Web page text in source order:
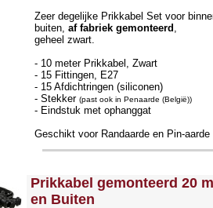
Zeer degelijke Prikkabel Set voor
buiten, af fabriek gemonteerd ,
geheel zwart.
- 10 meter Prikkabel, Zwart
- 15 Fittingen, E27
- 15 Afdichtringen (siliconen)
- Stekker (past ook in Penaarde (België))
- Eindstuk met ophanggat
Geschikt voor Randaarde en Pin-aarde
<!-- MakeFullWidth0 --><!-- MakeFullWidth1 --><!-- MakeFullWidth2 --><!-- MakeFullWidth3 --><!-- MakeFullWidth4 --><!-- MakeFullWidth5 --><!-- MakeFullWidth6 --><!-- MakeFullWidth7 --><!-- MakeFullWidth8 --><!-- MakeFullWidth9 --><!-- MakeFullWidth10 --><!-- MakeFullWidth11 --><!-- MakeFullWidth12 --><!-- MakeFullWidth13 --><!-- MakeFullWidth14 --><!-- MakeFullWidth15 --><!-- MakeFullWidth16 --><!-- MakeFullWidth17 --><!-- MakeFullWidth18 --><!--
Prikkabel gemonteerd 20
en Buiten